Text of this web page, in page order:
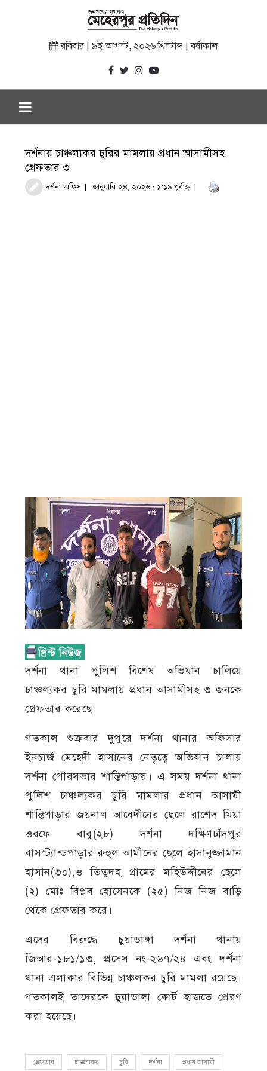
রবিবার | ৯ই আগস্ট, ২০২৬ খ্রিস্টাব্দ | বর্ষাকাল
দর্শনায় চাঞ্চল্যকর চুরির মামলায় প্রধান আসামীসহ
গ্রেফতার ৩
দর্শনা অফিস জানুয়ারি ২৪, ২০২৬ · ১:১৯ পূর্বাহ্ণ
দর্শনা থানা পুলিশ বিশেষ অভিযান চালিয়ে
চাঞ্চল্যকর চুরি মামলায় প্রধান আসামীসহ ৩ জনকে
গ্রেফতার করেছে।
গতকাল শুক্রবার দুপুরে দর্শনা থানার অফিসার
ইনচার্জ মেহেদী হাসানের নেতৃত্বে অভিযান চালায়
দর্শনা পৌরসভার শান্তিপাড়ায়। এ সময় দর্শনা থানা
পুলিশ চাঞ্চল্যকর চুরি মামলার প্রধান আসামী
শান্তিপাড়ার জয়নাল আবেদীনের ছেলে রাশেদ মিয়া
ওরফে বাবু(২৮) দর্শনা দক্ষিণচাঁদপুর
বাসস্ট্যান্ডপাড়ার রুহুল আমীনের ছেলে হাসানুজ্জামান
হাসান(৩০),ও তিতুদহ গ্রামের মহিউদ্দীনের ছেলে
(২) মোঃ বিপ্লব হোসেনকে (২৫) নিজ নিজ বাড়ি
থেকে গ্রেফতার করে।
এদের বিরুদ্ধে চুয়াডাঙ্গা দর্শনা থানায়
জিআর-১৮১/১৩, প্রসেস নং-২৬৭/২৪ এবং দর্শনা
থানা এলাকার বিভিন্ন চাঞ্চলকর চুরি মামলা রয়েছে।
গতকালই তাদেরকে চুয়াডাঙ্গা কোর্ট হাজতে প্রেরণ
করা হয়েছে।
গ্রেফতার চাঞ্চল্যকর চুরি দর্শনা প্রধান আসামী